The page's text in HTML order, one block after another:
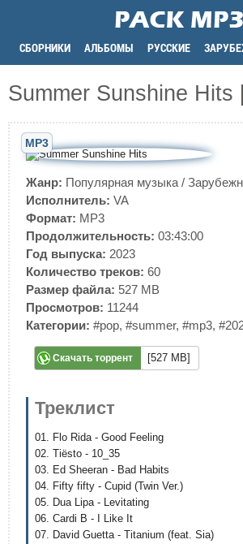
СБОРНИКИ АЛЬБОМЫ РУССКИЕ
Summer Sunshine Hits
MP3
Жанр: Популярная музыка /
Исполнитель: VA
Формат: MP3
Продолжительность: 03:43:00
Год выпуска: 2023
Количество треков: 60
Размер файла: 527 MB
Просмотров: 11244
Категории: #pop, #summer, #mp3,
Скачать торрент [527 MB]
Треклист
01. Flo Rida - Good Feeling
02. Tiësto - 10_35
03. Ed Sheeran - Bad Habits
04. Fifty fifty - Cupid (Twin Ver.)
05. Dua Lipa - Levitating
06. Cardi B - I Like It
07. David Guetta - Titanium (feat. Sia)